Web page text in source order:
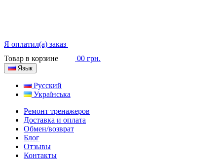
Я оплатил(а) заказ
Товар в корзине
00 грн.
Язык
Русский
Українська
Ремонт тренажеров
Доставка и оплата
Обмен/возврат
Блог
Отзывы
Контакты